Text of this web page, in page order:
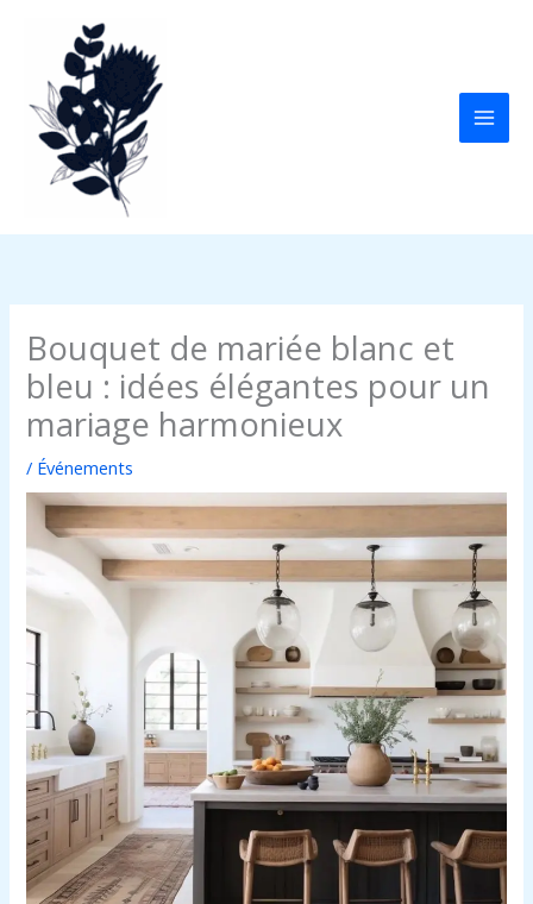
Bouquet de mariée blanc et
bleu : idées élégantes pour un
mariage harmonieux
/ Événements